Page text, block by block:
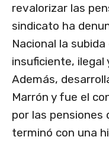
revalorizar las
sindicato ha
Nacional la
insuficiente, ilegal
Además,
Marrón y fue el
por las pensiones
terminó con una